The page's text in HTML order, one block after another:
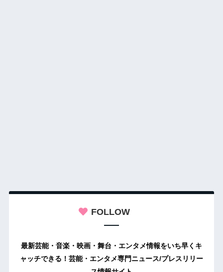
FOLLOW
最新芸能・音楽・映画・舞台・エンタメ情報をいち早くキ
ャッチできる！芸能・エンタメ専門ニュース/プレスリリー